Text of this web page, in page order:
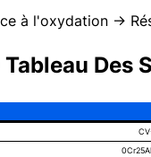
à l'oxydation →
Des